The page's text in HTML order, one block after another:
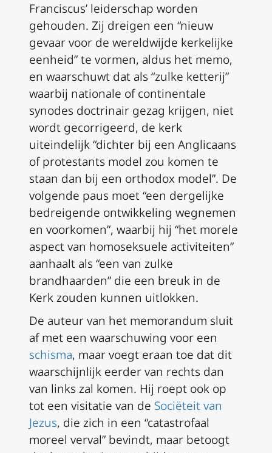
Franciscus’ leiderschap worden
gehouden. Zij dreigen een “nieuw
gevaar voor de wereldwijde kerkelijke
eenheid” te vormen, aldus het memo,
en waarschuwt dat als “zulke ketterij”
waarbij nationale of continentale
synodes doctrinair gezag krijgen, niet
wordt gecorrigeerd, de kerk
uiteindelijk “dichter bij een Anglicaans
of protestants model zou komen te
staan dan bij een orthodox model”. De
volgende paus moet “een dergelijke
bedreigende ontwikkeling wegnemen
en voorkomen”, waarbij hij “het morele
aspect van homoseksuele activiteiten”
aanhaalt als “een van zulke
brandhaarden” die een breuk in de
Kerk zouden kunnen uitlokken.
De auteur van het memorandum sluit
af met een waarschuwing voor een
schisma, maar voegt eraan toe dat dit
waarschijnlijk eerder van rechts dan
van links zal komen. Hij roept ook op
tot een visitatie van de Sociëteit van
Jezus, die zich in een “catastrofaal
moreel verval” bevindt, maar betoogt